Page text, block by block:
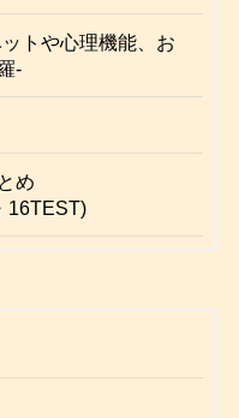
トや心理機能、お
-
め
16TEST)